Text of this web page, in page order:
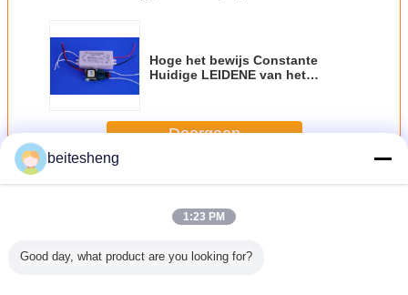
Hoge het bewijs Constante
Huidige LEIDENE van het
Doorgaan
MeerConstante huidige led stuurprogramma
beitesheng
1:23 PM
Good day, what product are you looking for?